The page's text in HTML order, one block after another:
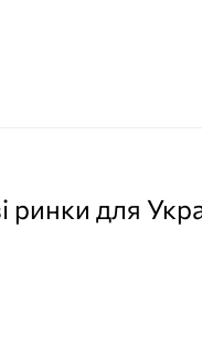
ринки для